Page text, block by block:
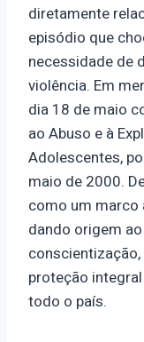
diretamente
episódio que
necessidade de
violência. Em
dia 18 de maio
ao Abuso e à
Adolescentes,
maio de 2000.
como um marco
dando origem
proteção
todo o país.